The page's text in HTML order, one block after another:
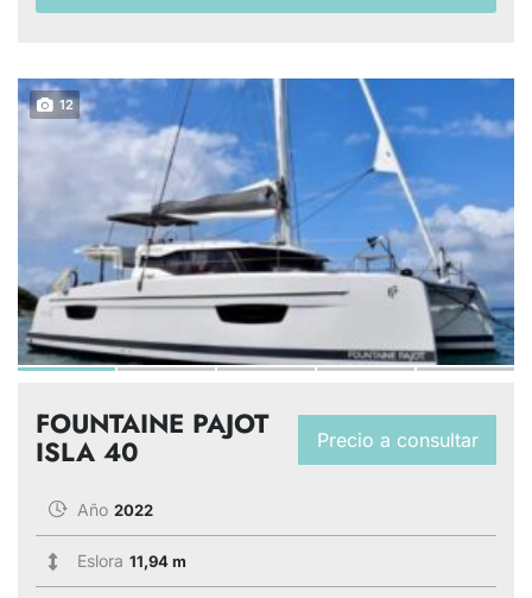
12
Precio a consultar
FOUNTAINE PAJOT
ISLA 40
Año 2022
Eslora 11,94 m